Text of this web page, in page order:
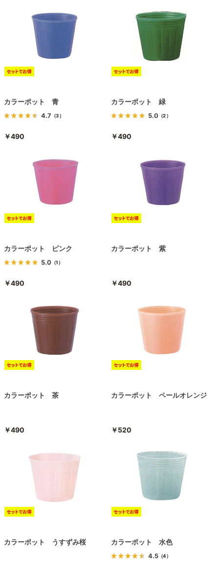
カラーポット 青
4.7 （3）
￥490
カラーポット 緑
5.0 （2）
￥490
カラーポット ピンク
5.0 （1）
￥490
カラーポット 紫
￥490
カラーポット 茶
￥490
カラーポット ペールオレンジ
￥520
カラーポット うすずみ桜 カラーポット 水色
4.5（4）